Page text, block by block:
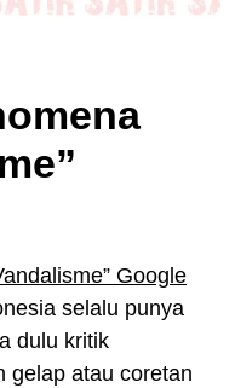
Google
selalu punya
dulu kritik
gelap atau coretan